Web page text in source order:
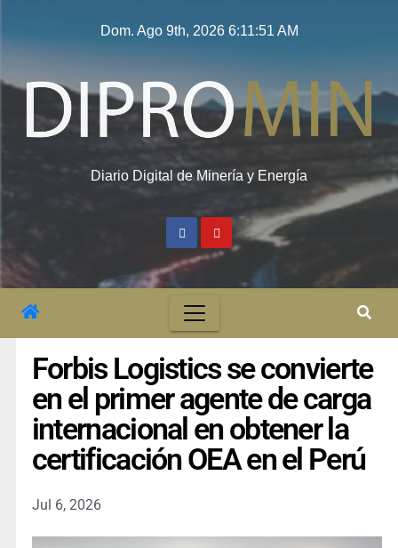
Dom. Ago 9th, 2026 6:11:52 AM
Diario Digital de Minería y Energía
Forbis Logistics se convierte
en el primer agente de carga
internacional en obtener la
certificación OEA en el Perú
Jul 6, 2026